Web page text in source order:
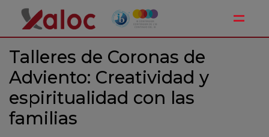
Talleres de Coronas de
Adviento: Creatividad y
espiritualidad con las
familias